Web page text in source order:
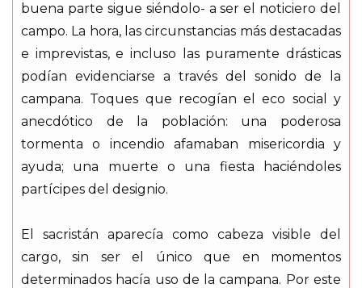
buena parte sigue siéndolo- a ser el noticiero del
campo. La hora, las circunstancias más destacadas
e imprevistas, e incluso las puramente drásticas
podían evidenciarse a través del sonido de la
campana. Toques que recogían el eco social y
anecdótico de la población: una poderosa
tormenta o incendio afamaban misericordia y
ayuda; una muerte o una fiesta haciéndoles
partícipes del designio.
El sacristán aparecía como cabeza visible del
cargo, sin ser el único que en momentos
determinados hacía uso de la campana. Por este